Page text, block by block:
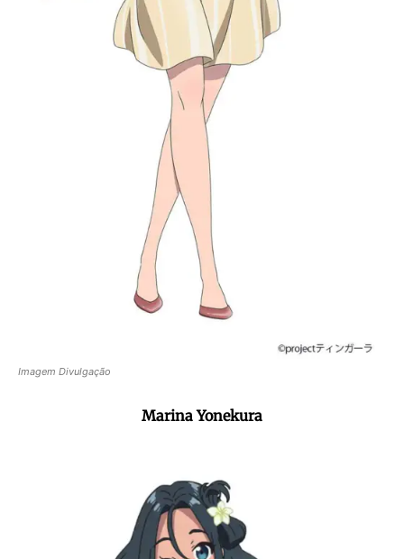
Imagem Divulgação
Marina Yonekura